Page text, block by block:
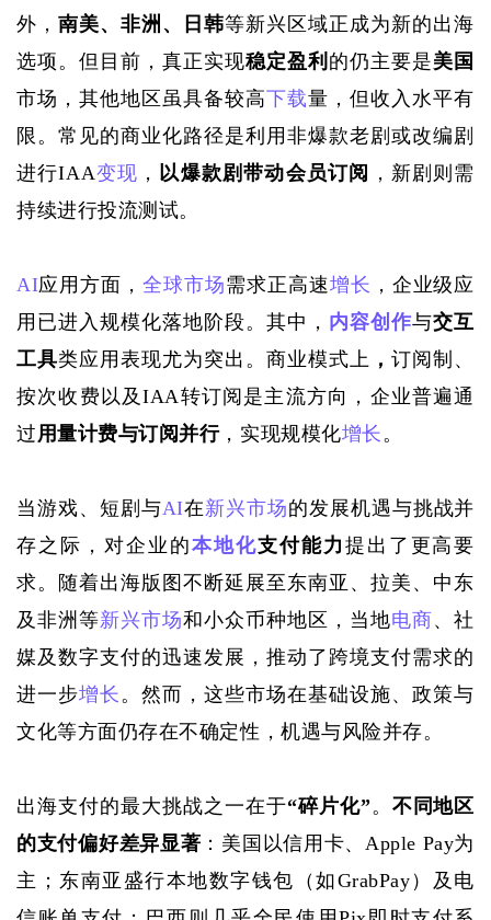
外，南美、非洲、日韩等新兴区域正成为新的出海
选项。但目前，真正实现稳定盈利 的仍主要是美国
市场 ，其他地区虽具备较高下载量，但收入水平有
限。常见的商业化路径是利用非爆款老剧或改编剧
进行IAA变现 ， 以爆款剧带动会员订阅
，新剧则需
持续进行投流测试。
AI应用方面，全球市场需求正高速增长 ，企业级应
用已进入规模化落地阶段。其中， 内容创作与交互
工具类应用表现尤为突出。商业模式上 ，订阅制、
按次收费以及IAA转订阅 是主流方向，企业普遍通
过用量计费与订阅并行，实现规模化增长。
当游戏、短剧与AI在新兴市场的发展机遇与挑战并
存之际，对企业的本地化支付能力 提出了更高要
求。随着出海版图不断延展至东南亚、拉美、中东
及非洲等新兴市场和小众币种地区，当地电商、社
媒及数字支付的迅速发展，推动了跨境支付需求的
进一步增长。然而，这些市场在基础设施、政策与
文化等方面仍存在不确定性，机遇与风险并存。
出海支付的最大挑战之一在于“碎片化”。 不同地区
的支付偏好差异显著 ：美国以信用卡、Apple Pay为
主；东南亚盛行本地数字钱包（如GrabPay）及电